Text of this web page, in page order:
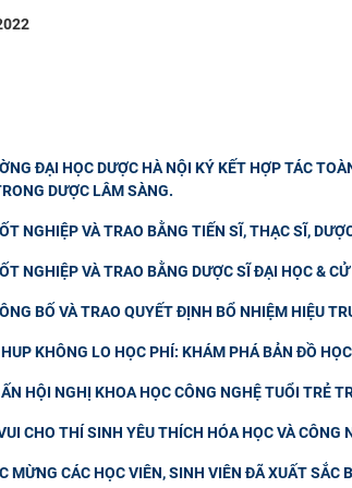
ĐẠI HỌC DƯỢC HÀ NỘI KÝ KẾT HỢP TÁC
DƯỢC LÂM SÀNG.
NGHIỆP VÀ TRAO BẰNG TIẾN SĨ, THẠC SĨ,
NGHIỆP VÀ TRAO BẰNG DƯỢC SĨ ĐẠI HỌC &
BỐ VÀ TRAO QUYẾT ĐỊNH BỔ NHIỆM HIỆU
KHÔNG LO HỌC PHÍ: KHÁM PHÁ BẢN ĐỒ
HỘI NGHỊ KHOA HỌC CÔNG NGHỆ TUỔI TRẺ
CHO THÍ SINH YÊU THÍCH HÓA HỌC VÀ
MỪNG CÁC HỌC VIÊN, SINH VIÊN ĐÃ XUẤT